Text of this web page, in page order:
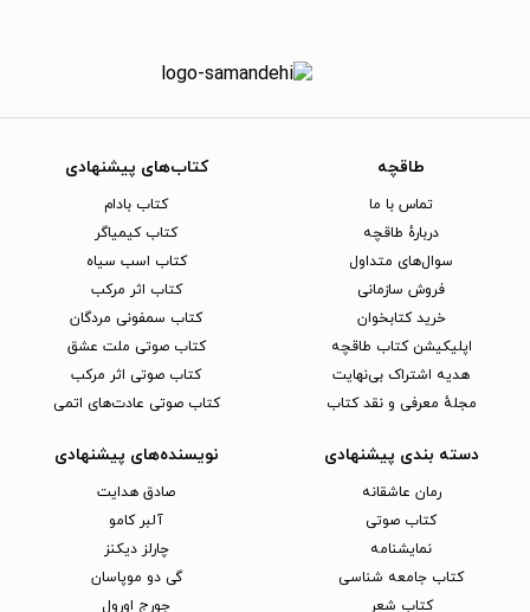
طاقچه
تماس با ما
دربارهٔ طاقچه
سوال‌های متداول
فروش سازمانی
خرید کتابخوان
اپلیکیشن کتاب طاقچه
هدیه اشتراک بی‌نهایت
مجلهٔ معرفی و نقد کتاب
کتاب‌های پیشنهادی
کتاب بادام
کتاب کیمیاگر
کتاب اسب سیاه
کتاب اثر مرکب
کتاب سمفونی مردگان
کتاب صوتی ملت عشق
کتاب صوتی اثر مرکب
کتاب صوتی عادت‌های اتمی
دسته بندی پیشنهادی
رمان عاشقانه
کتاب‌ صوتی
نمایشنامه
کتاب جامعه شناسی
کتاب شعر
نویسنده‌های پیشنهادی
صادق هدایت
آلبر کامو
چارلز دیکنز
گی دو موپاسان
جورج اورول